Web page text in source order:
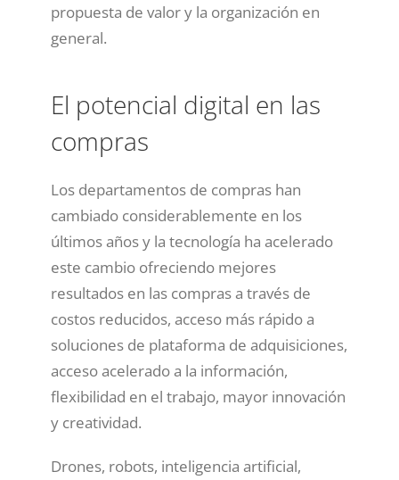
propuesta de valor y la organización en
general.
El potencial digital en las
compras
Los departamentos de compras han
cambiado considerablemente en los
últimos años y la tecnología ha acelerado
este cambio ofreciendo mejores
resultados en las compras a través de
costos reducidos, acceso más rápido a
soluciones de plataforma de adquisiciones,
acceso acelerado a la información,
flexibilidad en el trabajo, mayor innovación
y creatividad.
Drones, robots, inteligencia artificial,